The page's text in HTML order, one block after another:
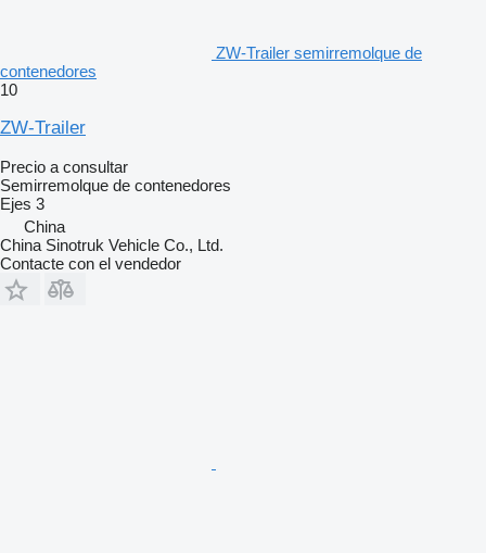
ZW-Trailer semirremolque de
contenedores
10
ZW-Trailer
Precio a consultar
Semirremolque de contenedores
Ejes 3
China
China Sinotruk Vehicle Co., Ltd.
Contacte con el vendedor